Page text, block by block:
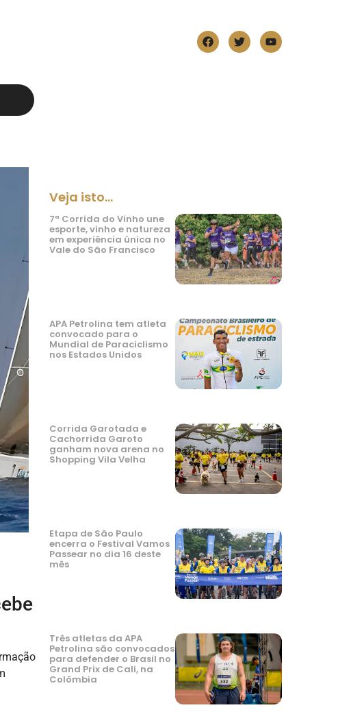
Veja isto...
7ª Corrida do Vinho une
esporte, vinho e natureza
em experiência única no
Vale do São Francisco
APA Petrolina tem atleta
convocado para o
Mundial de Paraciclismo
nos Estados Unidos
Corrida Garotada e
Cachorrida Garoto
ganham nova arena no
Shopping Vila Velha
Etapa de São Paulo
encerra o Festival Vamos
Passear no dia 16 deste
mês
Três atletas da APA
Petrolina são convocados
para defender o Brasil no
Grand Prix de Cali, na
Colômbia